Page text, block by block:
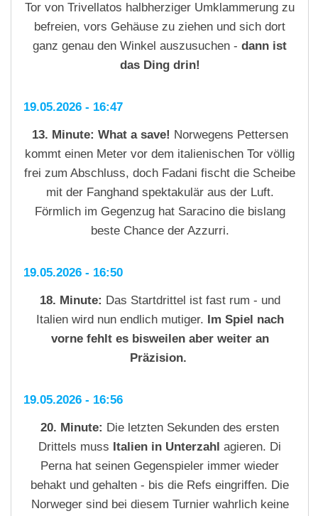
Tor von Trivellatos halbherziger Umklammerung zu
befreien, vors Gehäuse zu ziehen und sich dort
ganz genau den Winkel auszusuchen - dann ist
das Ding drin!
19.05.2026 - 16:47
13. Minute: What a save! Norwegens Pettersen
kommt einen Meter vor dem italienischen Tor völlig
frei zum Abschluss, doch Fadani fischt die Scheibe
mit der Fanghand spektakulär aus der Luft.
Förmlich im Gegenzug hat Saracino die bislang
beste Chance der Azzurri.
19.05.2026 - 16:50
18. Minute: Das Startdrittel ist fast rum - und
Italien wird nun endlich mutiger. Im Spiel nach
vorne fehlt es bisweilen aber weiter an
Präzision.
19.05.2026 - 16:56
20. Minute: Die letzten Sekunden des ersten
Drittels muss Italien in Unterzahl agieren. Di
Perna hat seinen Gegenspieler immer wieder
behakt und gehalten - bis die Refs eingriffen. Die
Norweger sind bei diesem Turnier wahrlich keine